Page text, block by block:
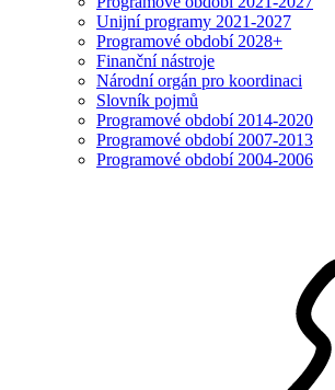
Unijní programy 2021-2027
Programové období 2028+
Finanční nástroje
Národní orgán pro koordinaci
Slovník pojmů
Programové období 2014-2020
Programové období 2007-2013
Programové období 2004-2006